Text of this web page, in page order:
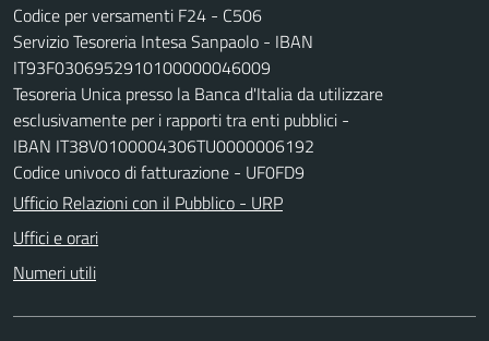
Codice per versamenti F24 - C506
Servizio Tesoreria Intesa Sanpaolo - IBAN
IT93F0306952910100000046009
Tesoreria Unica presso la Banca d'Italia da utilizzare
esclusivamente per i rapporti tra enti pubblici -
IBAN IT38V0100004306TU0000006192
Codice univoco di fatturazione - UF0FD9
Ufficio Relazioni con il Pubblico - URP
Uffici e orari
Numeri utili